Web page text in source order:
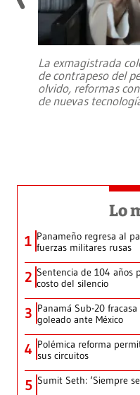
La exmagistrada
de contrapeso del
olvido, reformas
de nuevas
Lo
1 Panameño regresa al
fuerzas militares rusas
2 Sentencia de 104 años
costo del silencio
3 Panamá Sub-20
goleado ante México
4 Polémica reforma
sus circuitos
5 Sumit Seth: ‘Siempre